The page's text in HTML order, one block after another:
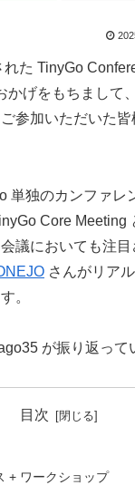
た TinyGo
かげをもちまして
参加いただいた
単独のカンファレ
Core Meeting
議においても注目
さんがリア
。
が振り返って
目次
+ ワークショップ